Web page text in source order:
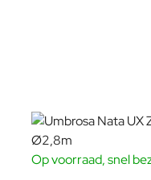
Op voorraad, snel